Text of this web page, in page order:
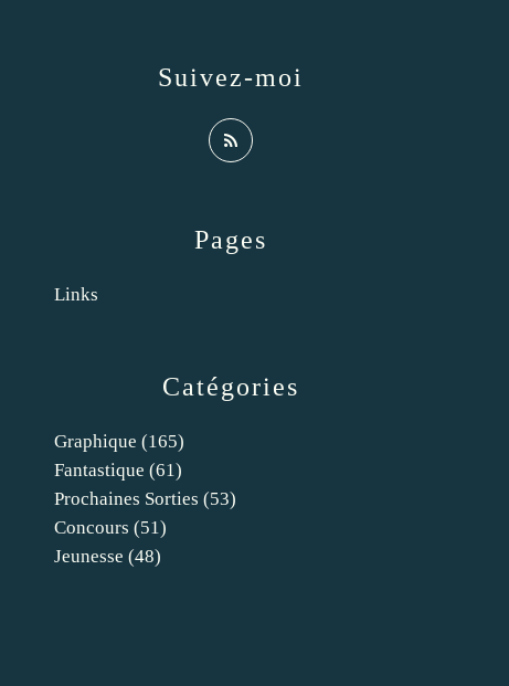
Catégories
Graphique (165)
Fantastique (61)
Prochaines Sorties (53)
Concours (51)
Jeunesse (48)
Pages
Links
Suivez-moi